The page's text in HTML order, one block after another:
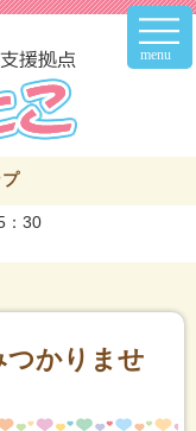
：30
つかりませ